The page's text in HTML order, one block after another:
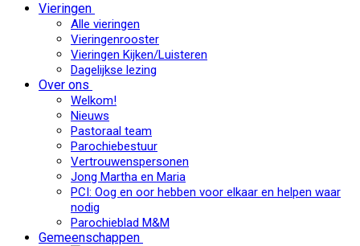
Vieringen
Alle vieringen
Vieringenrooster
Vieringen Kijken/Luisteren
Dagelijkse lezing
Over ons
Welkom!
Nieuws
Pastoraal team
Parochiebestuur
Vertrouwenspersonen
Jong Martha en Maria
PCI: Oog en oor hebben voor elkaar en helpen waar
nodig
Parochieblad M&M
Gemeenschappen